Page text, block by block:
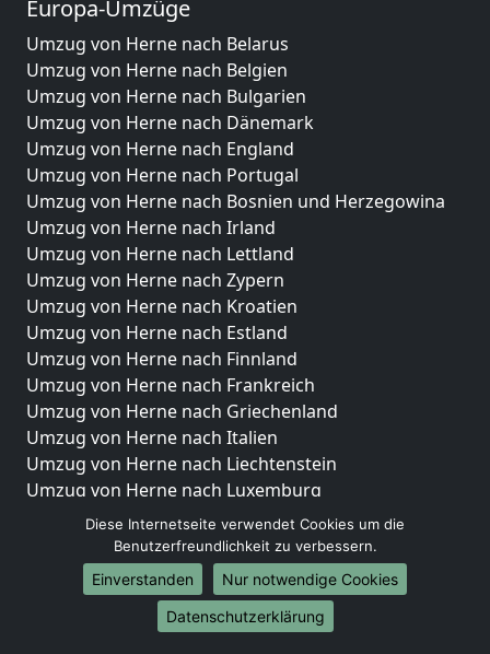
Europa-Umzüge
Umzug von Herne nach Belarus
Umzug von Herne nach Belgien
Umzug von Herne nach Bulgarien
Umzug von Herne nach Dänemark
Umzug von Herne nach England
Umzug von Herne nach Portugal
Umzug von Herne nach Bosnien und Herzegowina
Umzug von Herne nach Irland
Umzug von Herne nach Lettland
Umzug von Herne nach Zypern
Umzug von Herne nach Kroatien
Umzug von Herne nach Estland
Umzug von Herne nach Finnland
Umzug von Herne nach Frankreich
Umzug von Herne nach Griechenland
Umzug von Herne nach Italien
Umzug von Herne nach Liechtenstein
Umzug von Herne nach Luxemburg
Umzug von Herne nach Niederlande
Umzug von Herne nach Norwegen
Umzüge-Deutschlandweit
Umzug von Herne nach Berlin
Diese Internetseite verwendet Cookies um die
Benutzerfreundlichkeit zu verbessern.
Einverstanden
Nur notwendige Cookies
Datenschutzerklärung